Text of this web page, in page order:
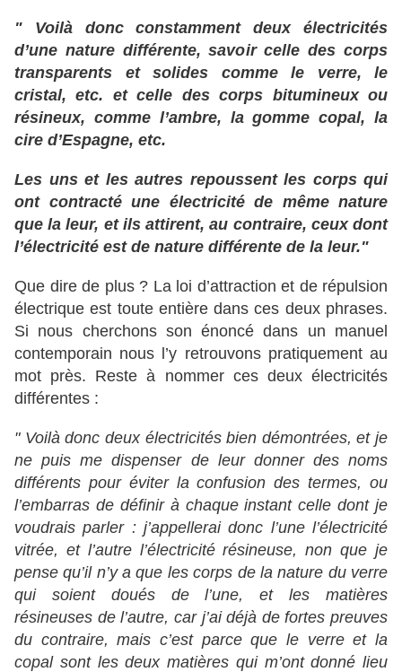
" Voilà donc constamment deux électricités
d’une nature différente, savoir celle des corps
transparents et solides comme le verre, le
cristal, etc. et celle des corps bitumineux ou
résineux, comme l’ambre, la gomme copal, la
cire d’Espagne, etc.
Les uns et les autres repoussent les corps qui
ont contracté une électricité de même nature
que la leur, et ils attirent, au contraire, ceux dont
l’électricité est de nature différente de la leur."
Que dire de plus ? La loi d’attraction et de répulsion
électrique est toute entière dans ces deux phrases.
Si nous cherchons son énoncé dans un manuel
contemporain nous l’y retrouvons pratiquement au
mot près. Reste à nommer ces deux électricités
différentes :
" Voilà donc deux électricités bien démontrées, et je
ne puis me dispenser de leur donner des noms
différents pour éviter la confusion des termes, ou
l’embarras de définir à chaque instant celle dont je
voudrais parler : j’appellerai donc l’une l’électricité
vitrée, et l’autre l’électricité résineuse, non que je
pense qu’il n’y a que les corps de la nature du verre
qui soient doués de l’une, et les matières
résineuses de l’autre, car j’ai déjà de fortes preuves
du contraire, mais c’est parce que le verre et la
copal sont les deux matières qui m’ont donné lieu